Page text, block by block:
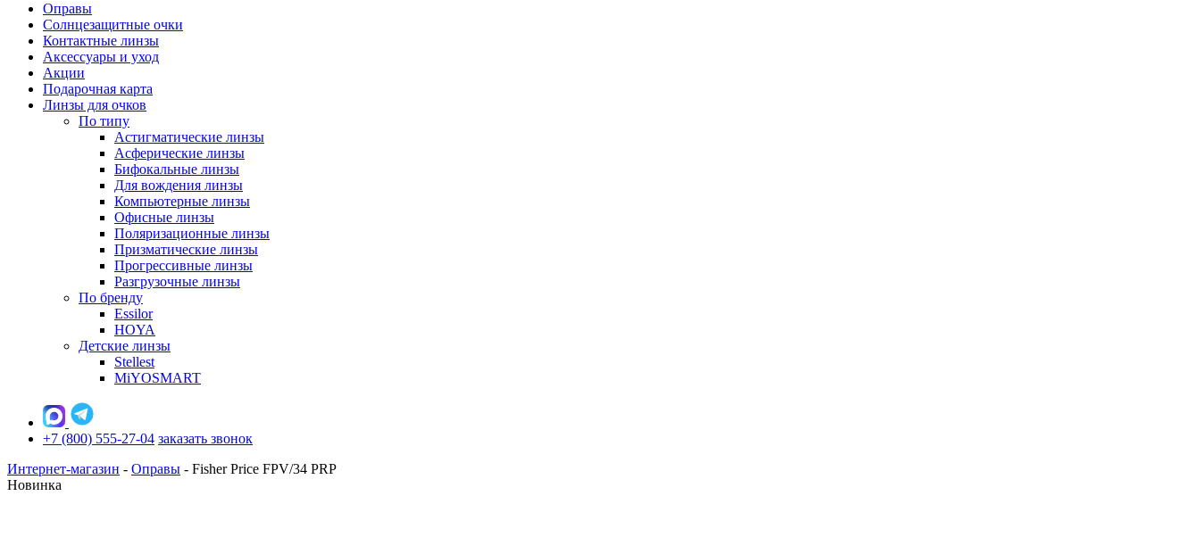
Оправы
Солнцезащитные очки
Контактные линзы
Аксессуары и уход
Акции
Подарочная карта
Линзы для очков
По типу
Астигматические линзы
Асферические линзы
Бифокальные линзы
Для вождения линзы
Компьютерные линзы
Офисные линзы
Поляризационные линзы
Призматические линзы
Прогрессивные линзы
Разгрузочные линзы
По бренду
Essilor
HOYA
Детские линзы
Stellest
MiYOSMART
+7 (800) 555-27-04 заказать звонок
Интернет-магазин - Оправы - Fisher Price FPV/34 PRP
Новинка